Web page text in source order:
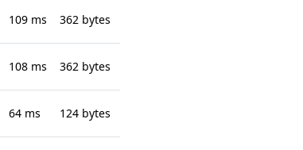
109 ms 362 bytes
108 ms 362 bytes
64 ms 124 bytes